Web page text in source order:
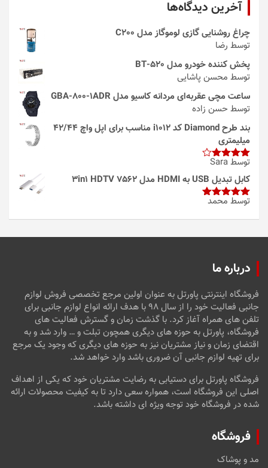
آخرین دیدگاه‌ها
چراغ روشنایی گازی لوموگاز مدل C200
توسط رضا
پخش کننده خودرو مدل 520-BT
توسط محسن پاشایی
ساعت مچی عقربه‌ای مردانه کاسیو مدل GBA-800-1ADR
توسط حسن زاده
بند طرح Diamond کد i1012 مناسب برای اپل واچ 42/44
میلیمتری
امتیاز4
از 5
توسط Sara
کابل تبدیل USB به HDMI مدل 3in1 HDTV 7562
امتیاز5از
توسط محمد
درباره ما
فروشگاه اینترنتی پاورتل به عنوان اولین مرجع تخصصی فروش لوازم
جانبی فعالیت خود را از سال ۹۸ با هدف ارائه انواع لوازم جانبی برای
تلفن های همراه آغاز کرد. با گذشت زمان و گسترش فعالیت های
فروشگاه، پاورتل به حوزه های دیگری همچون تبلت و … وارد شد و به
اقتضای زمان و نیاز مشتریان نیز به حوزه های دیگری که وجود یک مرجع
برای تهیه لوازم جانبی آن ضروری باشد وارد خواهد شد.
فروشگاه پاورتل برای دستیابی به رضایت مشتریان خود که یکی از اهداف
اصلی این فروشگاه است، همواره سعی دارد تا به کیفیت محصولات ارائه
شده در فروشگاه خود توجه ویژه ای داشته باشد.
فروشگاه
مد و پوشاک